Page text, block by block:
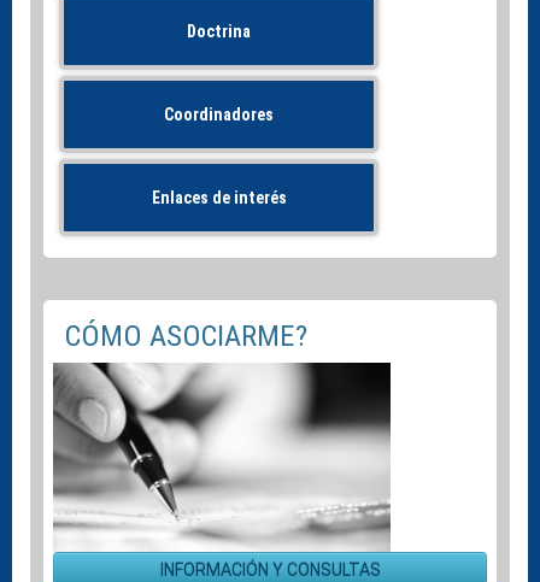
Doctrina
Coordinadores
Enlaces de interés
CÓMO ASOCIARME?
INFORMACIÓN Y CONSULTAS